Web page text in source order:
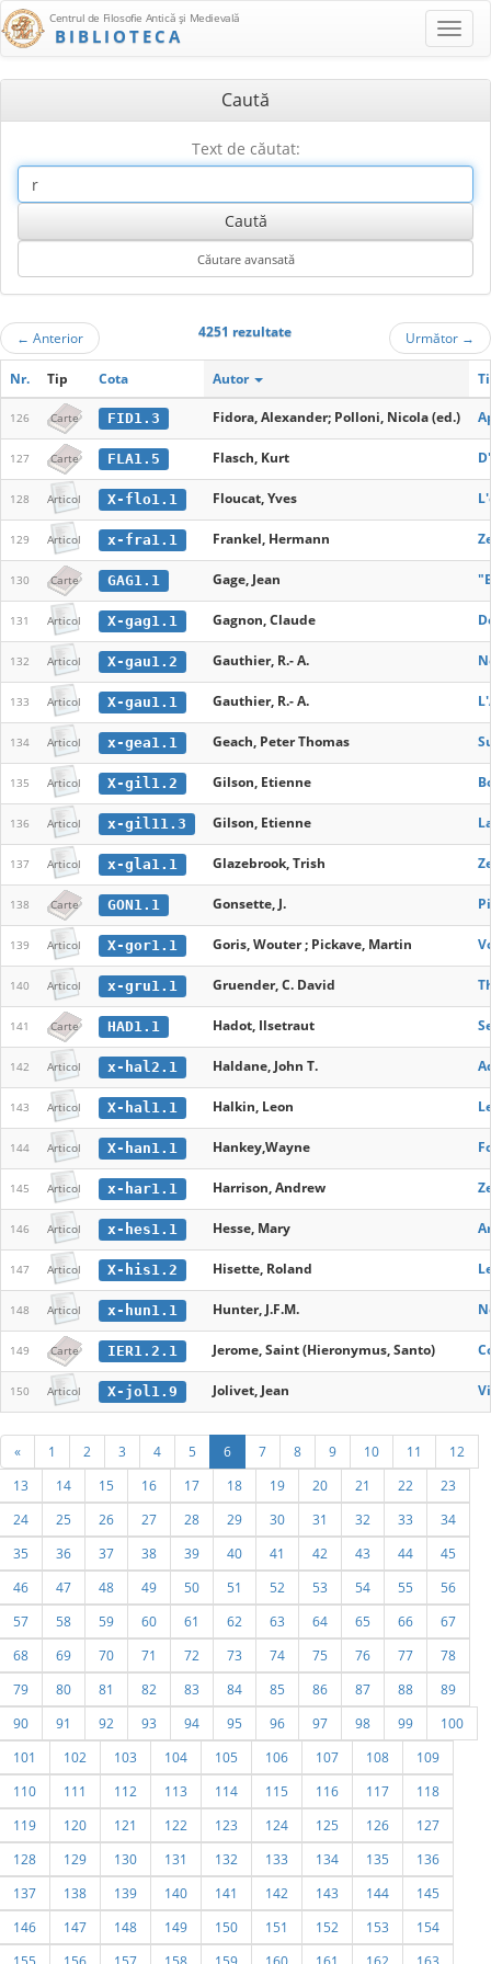
Centrul de Filosofie Antică şi Medievală
BIBLIOTECA
Caută
Text de căutat:
← Anterior 4251 rezultate Următor →
Nr. Tip Cota Autor
126 Carte FID1.3 Fidora, Alexander; Polloni, Nicola (ed.)
127 Carte FLA1.5 Flasch, Kurt
128 Articol X-flo1.1 Floucat, Yves
129 Articol x-fra1.1 Frankel, Hermann
130 Carte GAG1.1 Gage, Jean
131 Articol X-gag1.1 Gagnon, Claude
132 Articol X-gau1.2 Gauthier, R.- A.
133 Articol X-gau1.1 Gauthier, R.- A.
134 Articol x-gea1.1 Geach, Peter Thomas
135 Articol X-gil1.2 Gilson, Etienne
136 Articol x-gil11.3 Gilson, Etienne
137 Articol x-gla1.1 Glazebrook, Trish
138 Carte GON1.1 Gonsette, J.
139 Articol X-gor1.1 Goris, Wouter ; Pickave, Martin
140 Articol x-gru1.1 Gruender, C. David
141 Carte HAD1.1 Hadot, Ilsetraut
142 Articol x-hal2.1 Haldane, John T.
143 Articol X-hal1.1 Halkin, Leon
144 Articol X-han1.1 Hankey,Wayne
145 Articol x-har1.1 Harrison, Andrew
146 Articol x-hes1.1 Hesse, Mary
147 Articol X-his1.2 Hisette, Roland
148 Articol x-hun1.1 Hunter, J.F.M.
149 Carte IER1.2.1 Jerome, Saint (Hieronymus, Santo)
150 Articol X-jol1.9 Jolivet, Jean
« 1 2 3 4 5 6 7 8 9 10 11
12
13
14 15 16 17 18 19 20 21 22
23
24
25 26 27 28 29 30 31 32 33
34
35
36 37 38 39 40 41 42 43 44
45
46
47 48 49 50 51 52 53 54 55
56
57
58 59 60 61 62 63 64 65 66
67
68
69 70 71 72 73 74 75 76 77
78
79
80 81 82 83 84 85 86 87 88
89
90
91 92 93 94 95 96 97 98 99
100
101
102 103 104 105 106 107 108
109
110
111 112 113 114 115 116 117
118
119
120 121 122 123 124 125 126
127
128
129 130 131 132 133 134 135
136
137
138 139 140 141 142 143 144
145
146
147 148 149 150 151 152 153
154